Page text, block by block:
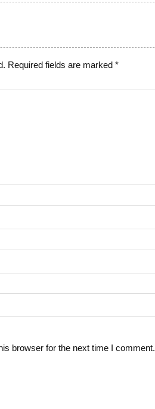
Required fields are marked*
browser for the next time I comment.